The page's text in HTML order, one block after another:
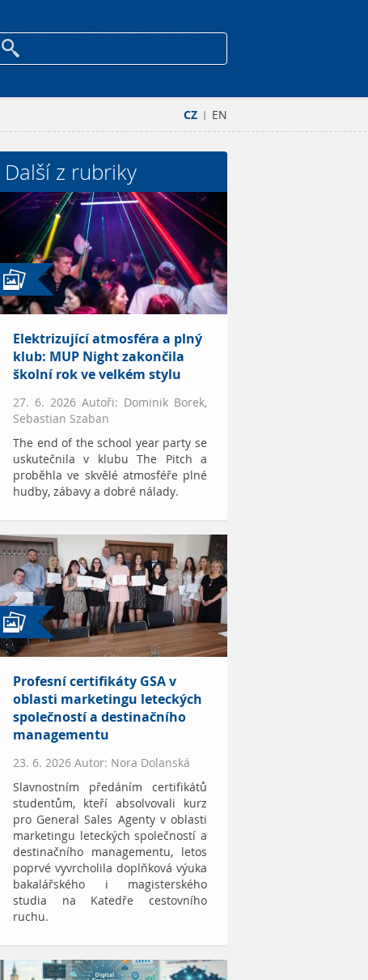
CZ | EN
Další z rubriky
Elektrizující atmosféra a plný
klub: MUP Night zakončila
školní rok ve velkém stylu
27. 6. 2026 Autoři: Dominik Borek,
Sebastian Szaban
The end of the school year party se
uskutečnila v klubu The Pitch a
proběhla ve skvělé atmosféře plné
hudby, zábavy a dobré nálady.
Profesní certifikáty GSA v
oblasti marketingu leteckých
společností a destinačního
managementu
23. 6. 2026 Autor: Nora Dolanská
Slavnostním předáním certifikátů
studentům, kteří absolvovali kurz
pro General Sales Agenty v oblasti
marketingu leteckých společností a
destinačního managementu, letos
poprvé vyvrcholila doplňková výuka
bakalářského i magisterského
studia na Katedře cestovního
ruchu.